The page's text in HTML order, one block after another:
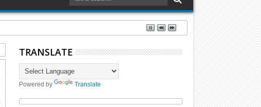
TRANSLATE
Powered by Translate